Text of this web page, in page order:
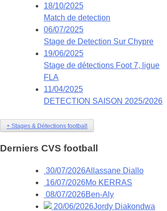
18/10/2025
Match de detection
06/07/2025
Stage de Detection Sur Chypre
19/06/2025
Stage de détections Foot 7, ligue
FLA
11/04/2025
DETECTION SAISON 2025/2026
+ Stages & Détections football
Derniers CVS football
30/07/2026Allassane Diallo
16/07/2026Mo KERRAS
08/07/2026Ben-Aly
20/06/2026Jordy Diakondwa